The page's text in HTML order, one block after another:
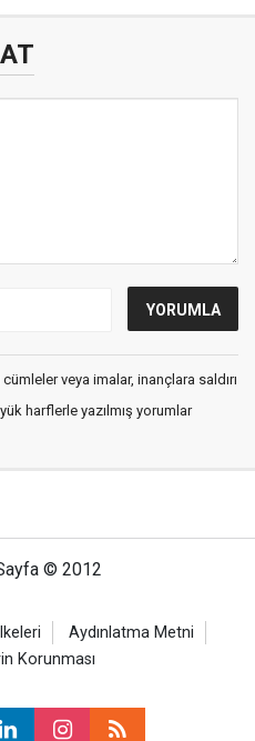
veya imalar, inançlara saldırı
harflerle yazılmış yorumlar
© 2012
Aydınlatma Metni
Korunması